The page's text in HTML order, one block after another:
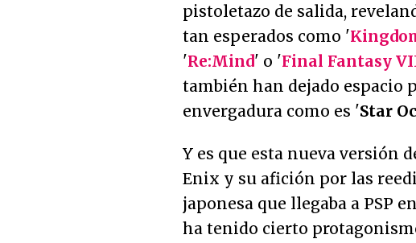
pistoletazo de salida,
tan esperados como '
'Re:Mind' o 'Final Fantasy
también han dejado espacio
envergadura como es 'Star
Y es que esta nueva versión
Enix y su afición por las
japonesa que llegaba a PSP
ha tenido cierto